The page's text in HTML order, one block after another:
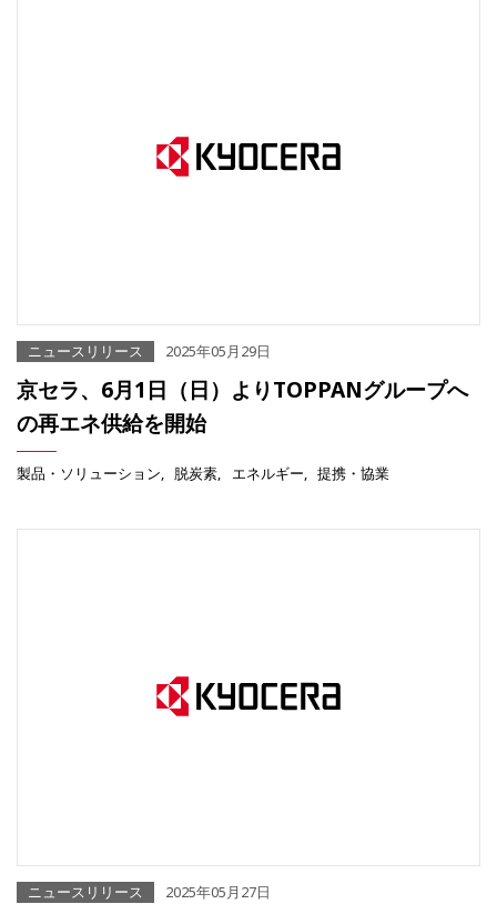
ニュースリリース 2025年05月29日
京セラ、6月1日（日）よりTOPPANグループへ
の再エネ供給を開始
製品・ソリューション 脱炭素 エネルギー 提携・協業
ニュースリリース 2025年05月27日